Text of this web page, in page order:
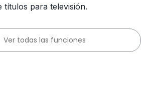
títulos para televisión.
Ver todas las funciones